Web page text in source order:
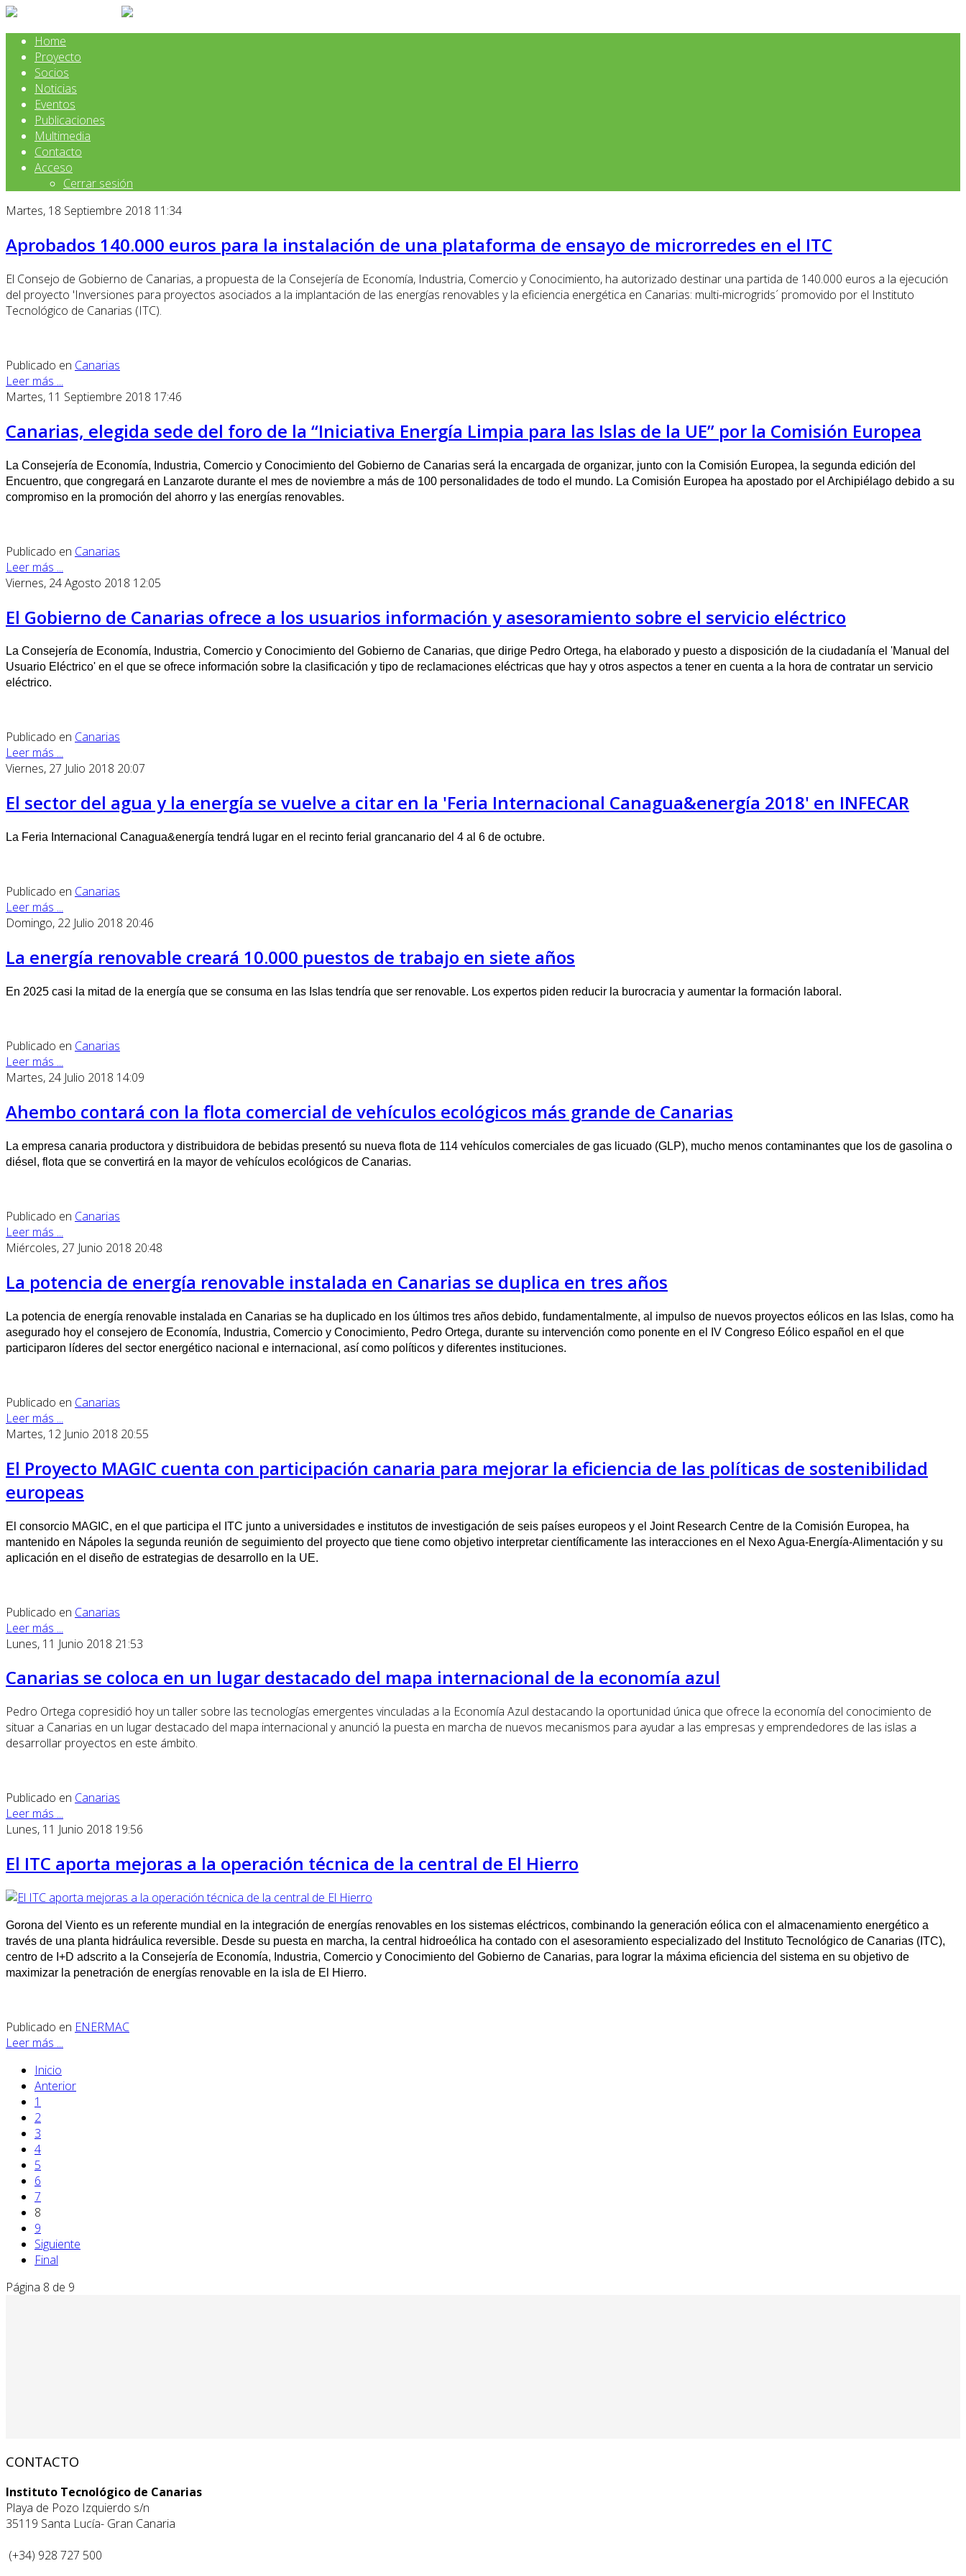
Home
Proyecto
Socios
Noticias
Eventos
Publicaciones
Multimedia
Contacto
Acceso
Cerrar sesión
Martes, 18 Septiembre 2018 11:34
Aprobados 140.000 euros para la instalación de una plataforma de ensayo de microrredes en el ITC
El Consejo de Gobierno de Canarias, a propuesta de la Consejería de Economía, Industria, Comercio y Conocimiento, ha autorizado destinar una partida de 140.000 euros a la ejecución
del proyecto 'Inversiones para proyectos asociados a la implantación de las energías renovables y la eficiencia energética en Canarias: multi-microgrids´ promovido por el Instituto
Tecnológico de Canarias (ITC).
Publicado en Canarias
Leer más ...
Martes, 11 Septiembre 2018 17:46
Canarias, elegida sede del foro de la “Iniciativa Energía Limpia para las Islas de la UE” por la Comisión Europea
La Consejería de Economía, Industria, Comercio y Conocimiento del Gobierno de Canarias será la encargada de organizar, junto con la Comisión Europea, la segunda edición del
Encuentro, que congregará en Lanzarote durante el mes de noviembre a más de 100 personalidades de todo el mundo. La Comisión Europea ha apostado por el Archipiélago debido a su
compromiso en la promoción del ahorro y las energías renovables.
Publicado en Canarias
Leer más ...
Viernes, 24 Agosto 2018 12:05
El Gobierno de Canarias ofrece a los usuarios información y asesoramiento sobre el servicio eléctrico
La Consejería de Economía, Industria, Comercio y Conocimiento del Gobierno de Canarias, que dirige Pedro Ortega, ha elaborado y puesto a disposición de la ciudadanía el 'Manual del
Usuario Eléctrico' en el que se ofrece información sobre la clasificación y tipo de reclamaciones eléctricas que hay y otros aspectos a tener en cuenta a la hora de contratar un servicio
eléctrico.
Publicado en Canarias
Leer más ...
Viernes, 27 Julio 2018 20:07
El sector del agua y la energía se vuelve a citar en la 'Feria Internacional Canagua&energía 2018' en INFECAR
La Feria Internacional Canagua&energía tendrá lugar en el recinto ferial grancanario del 4 al 6 de octubre.
Publicado en Canarias
Leer más ...
Domingo, 22 Julio 2018 20:46
La energía renovable creará 10.000 puestos de trabajo en siete años
En 2025 casi la mitad de la energía que se consuma en las Islas tendría que ser renovable. Los expertos piden reducir la burocracia y aumentar la formación laboral.
Publicado en Canarias
Leer más ...
Martes, 24 Julio 2018 14:09
Ahembo contará con la flota comercial de vehículos ecológicos más grande de Canarias
La empresa canaria productora y distribuidora de bebidas presentó su nueva flota de 114 vehículos comerciales de gas licuado (GLP), mucho menos contaminantes que los de gasolina o
diésel, flota que se convertirá en la mayor de vehículos ecológicos de Canarias.
Publicado en Canarias
Leer más ...
Miércoles, 27 Junio 2018 20:48
La potencia de energía renovable instalada en Canarias se duplica en tres años
La potencia de energía renovable instalada en Canarias se ha duplicado en los últimos tres años debido, fundamentalmente, al impulso de nuevos proyectos eólicos en las Islas, como ha
asegurado hoy el consejero de Economía, Industria, Comercio y Conocimiento, Pedro Ortega, durante su intervención como ponente en el IV Congreso Eólico español en el que
participaron líderes del sector energético nacional e internacional, así como políticos y diferentes instituciones.
Publicado en Canarias
Leer más ...
Martes, 12 Junio 2018 20:55
El Proyecto MAGIC cuenta con participación canaria para mejorar la eficiencia de las políticas de sostenibilidad
europeas
El consorcio MAGIC, en el que participa el ITC junto a universidades e institutos de investigación de seis países europeos y el Joint Research Centre de la Comisión Europea, ha
mantenido en Nápoles la segunda reunión de seguimiento del proyecto que tiene como objetivo interpretar científicamente las interacciones en el Nexo Agua-Energía-Alimentación y su
aplicación en el diseño de estrategias de desarrollo en la UE.
Publicado en Canarias
Leer más ...
Lunes, 11 Junio 2018 21:53
Canarias se coloca en un lugar destacado del mapa internacional de la economía azul
Pedro Ortega copresidió hoy un taller sobre las tecnologías emergentes vinculadas a la Economía Azul destacando la oportunidad única que ofrece la economía del conocimiento de
situar a Canarias en un lugar destacado del mapa internacional y anunció la puesta en marcha de nuevos mecanismos para ayudar a las empresas y emprendedores de las islas a
desarrollar proyectos en este ámbito.
Publicado en Canarias
Leer más ...
Lunes, 11 Junio 2018 19:56
El ITC aporta mejoras a la operación técnica de la central de El Hierro
Gorona del Viento es un referente mundial en la integración de energías renovables en los sistemas eléctricos, combinando la generación eólica con el almacenamiento energético a
través de una planta hidráulica reversible. Desde su puesta en marcha, la central hidroeólica ha contado con el asesoramiento especializado del Instituto Tecnológico de Canarias (ITC),
centro de I+D adscrito a la Consejería de Economía, Industria, Comercio y Conocimiento del Gobierno de Canarias, para lograr la máxima eficiencia del sistema en su objetivo de
maximizar la penetración de energías renovable en la isla de El Hierro.
Publicado en ENERMAC
Leer más ...
Inicio
Anterior
1
2
3
4
5
6
7
8
9
Siguiente
Final
Página 8 de 9
CONTACTO
Instituto Tecnológico de Canarias
Playa de Pozo Izquierdo s/n
35119 Santa Lucía- Gran Canaria
(+34) 928 727 500